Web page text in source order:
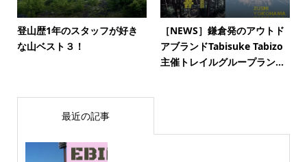
登山歴1年のスタッフが好き
な山ベスト３！
［NEWS］鎌倉発のアウトド
アブランドTabisuke Tabizo
主催トレイルグループラン...
最近の記事